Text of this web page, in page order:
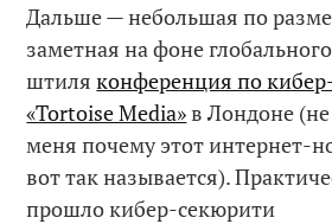
Дальше — небольшая по
заметная на фоне
штиляконференция по
«Tortoise Media»в Лондоне
меня почему этот интернет-
вот так называется).
прошло кибер-секюрити